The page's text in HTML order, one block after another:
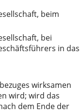
beim
bei
in das
wirksamen
wird; wird das
dem Ende der